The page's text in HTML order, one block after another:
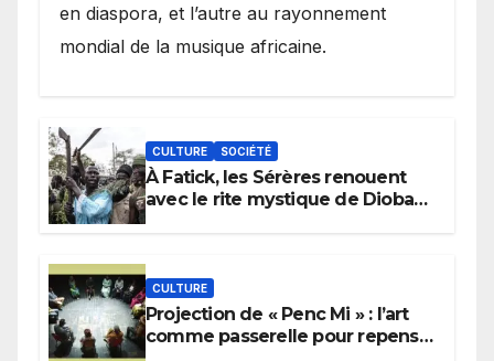
en diaspora, et l’autre au rayonnement
mondial de la musique africaine.
CULTURE SOCIÉTÉ
À Fatick, les Sérères renouent
avec le rite mystique de Diobaye
CULTURE
Projection de « Penc Mi » : l’art
comme passerelle pour repenser